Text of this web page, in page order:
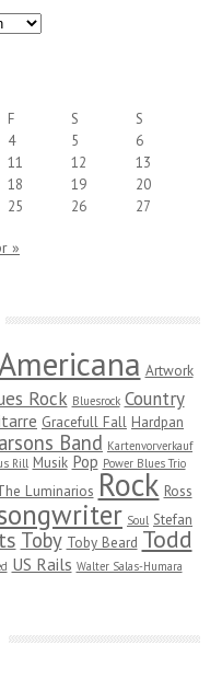
F S
S
4 5
6
11 12
13
18 19
20
25 26
27
»
Artwork
Rock Bluesrock Country
Gracefull Fall Hardpan
Band Kartenvorverkauf
Rill Musik Pop Power Blues Trio
Luminarios Rock Ross
Soul Stefan
Toby Toby Beard Todd
US Rails Walter Salas-Humara